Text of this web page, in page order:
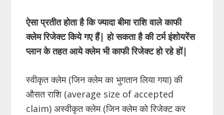
ऐसा प्रतीत होता है कि ज्यादा बीमा राशि वाले काफी
क्लेम रिजेक्ट किये गए हैं| हो सकता है की टर्म इंशोयरेंस
प्लान के तहत आये क्लेम भी काफी रिजेक्ट हो रहे हों|
स्वीकृत क्लेम (जिन क्लेम का भुगतान लिया गया) की
औसत राशि (average size of accepted
claim) अस्वीकृत क्लेम (जिन क्लेम को रिजेक्ट कर